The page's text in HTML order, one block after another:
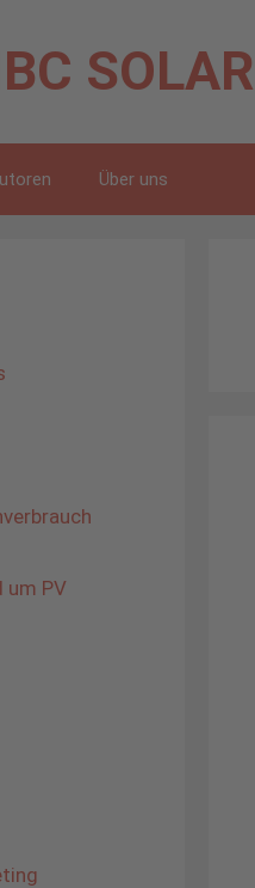
SOLAR
Über uns
um PV